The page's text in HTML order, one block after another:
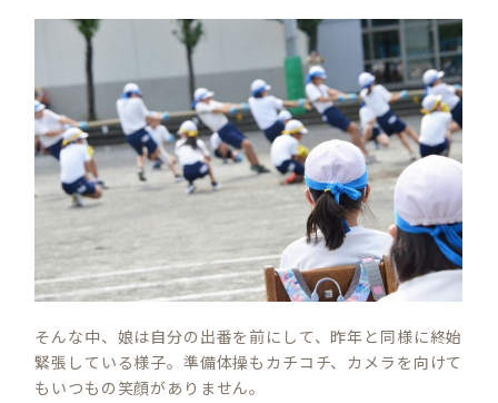
そんな中、娘は自分の出番を前にして、昨年と同様に終始
緊張している様子。準備体操もカチコチ、カメラを向けて
もいつもの笑顔がありません。